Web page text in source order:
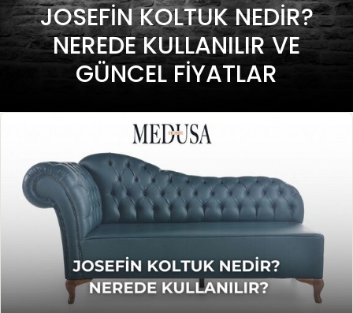
JOSEFIN KOLTUK NEDIR?
NEREDE KULLANILIR VE
GÜNCEL FIYATLAR